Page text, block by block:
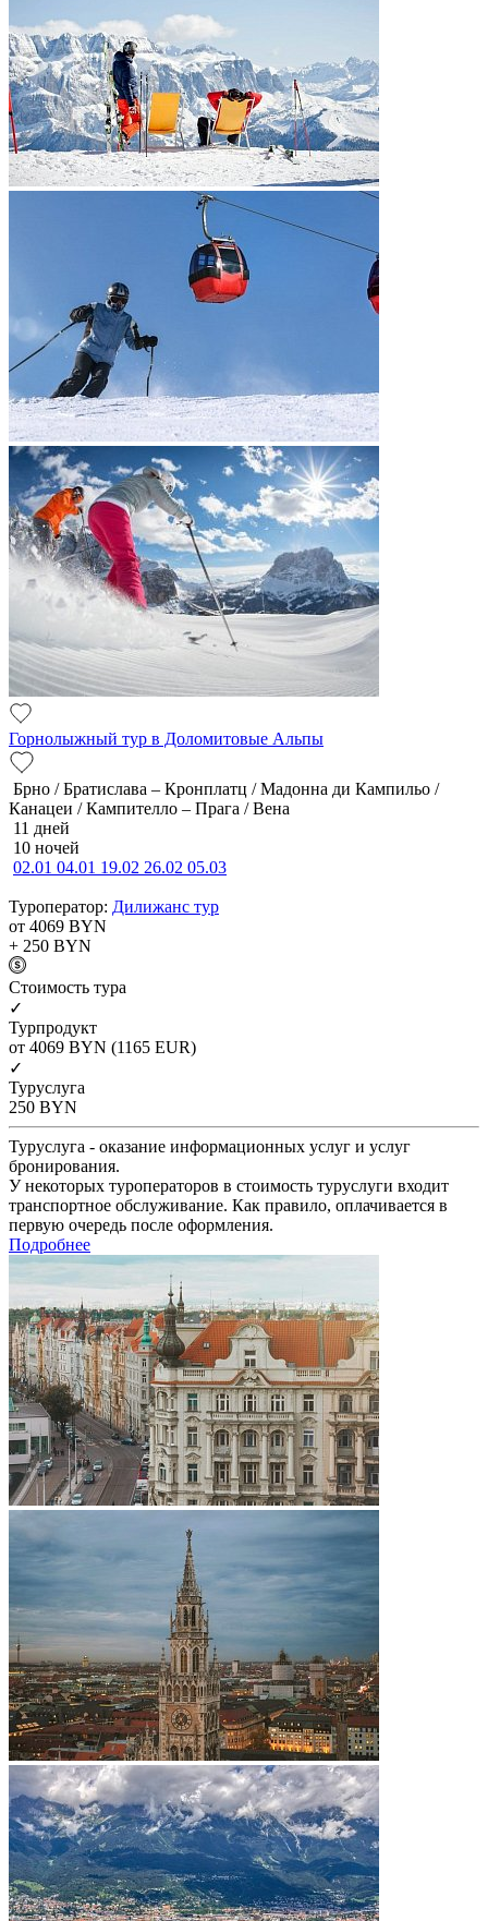
Горнолыжный тур в Доломитовые Альпы
Брно / Братислава – Кронплатц / Мадонна ди Кампильо /
Канацеи / Кампителло – Прага / Вена
11 дней
10 ночей
02.01 04.01 19.02 26.02 05.03
Туроператор: Дилижанс тур
от 4069 BYN
+ 250 BYN
Cтоимость тура
✓
Турпродукт
от 4069 BYN (1165 EUR)
✓
Туруслуга
250 BYN
Туруслуга - оказание информационных услуг и услуг
бронирования.
У некоторых туроператоров в стоимость туруслуги входит
транспортное обслуживание. Как правило, оплачивается в
первую очередь после оформления.
Подробнее